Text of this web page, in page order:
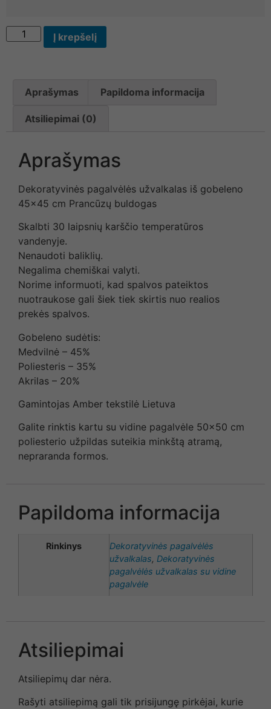
Į krepšelį
Aprašymas Papildoma informacija
Atsiliepimai (0)
Aprašymas
Dekoratyvinės pagalvėlės užvalkalas iš gobeleno
45×45 cm Prancūzų buldogas
Skalbti 30 laipsnių karščio temperatūros
vandenyje.
Nenaudoti baliklių.
Negalima chemiškai valyti.
Norime informuoti, kad spalvos pateiktos
nuotraukose gali šiek tiek skirtis nuo realios
prekės spalvos.
Gobeleno sudėtis:
Medvilnė – 45%
Poliesteris – 35%
Akrilas – 20%
Gamintojas Amber tekstilė Lietuva
Galite rinktis kartu su vidine pagalvėle 50×50 cm
poliesterio užpildas suteikia minkštą atramą,
nepraranda formos.
Papildoma informacija
Rinkinys
Dekoratyvinės pagalvėlės
užvalkalas, Dekoratyvinės
pagalvėlės užvalkalas su vidine
pagalvėle
Atsiliepimai
Atsiliepimų dar nėra.
Rašyti atsiliepimą gali tik prisijungę pirkėjai, kurie